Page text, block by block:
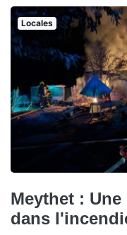
Locales
Meythet :
dans